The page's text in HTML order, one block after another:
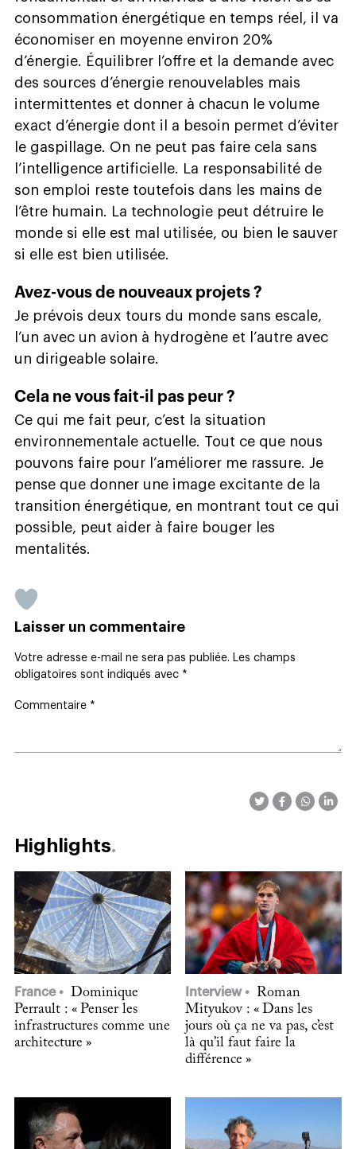
consommation énergétique en temps réel, il va
économiser en moyenne environ 20%
d’énergie. Équilibrer l’offre et la demande avec
des sources d’énergie renouvelables mais
intermittentes et donner à chacun le volume
exact d’énergie dont il a besoin permet d’éviter
le gaspillage. On ne peut pas faire cela sans
l’intelligence artificielle. La responsabilité de
son emploi reste toutefois dans les mains de
l’être humain. La technologie peut détruire le
monde si elle est mal utilisée, ou bien le sauver
si elle est bien utilisée.
Avez-vous de nouveaux projets ?
Je prévois deux tours du monde sans escale,
l’un avec un avion à hydrogène et l’autre avec
un dirigeable solaire.
Cela ne vous fait-il pas peur ?
Ce qui me fait peur, c’est la situation
environnementale actuelle. Tout ce que nous
pouvons faire pour l’améliorer me rassure. Je
pense que donner une image excitante de la
transition énergétique, en montrant tout ce qui
possible, peut aider à faire bouger les
mentalités.
Laisser un commentaire
Votre adresse e-mail ne sera pas publiée.
Les champs
obligatoires sont indiqués avec *
Commentaire *
Highlights
France
Dominique
Perrault : « Penser les
infrastructures comme une
architecture »
Interview
Roman
Mityukov : « Dans les
jours où ça ne va pas, c’est
là qu’il faut faire la
différence »